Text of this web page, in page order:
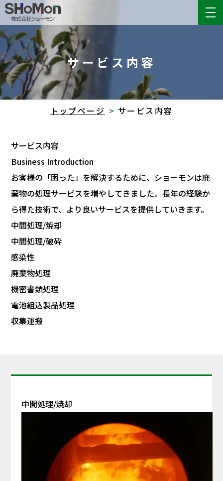
サービス内容
トップページ サービス内容
サービス内容
Business Introduction
お客様の「困った」を解決するために、ショーモンは廃
棄物の処理サービスを増やしてきました。長年の経験か
ら得た技術で、より良いサービスを提供していきます。
中間処理/焼却
中間処理/破砕
感染性
廃棄物処理
機密書類処理
電池組込製品処理
収集運搬
中間処理/焼却